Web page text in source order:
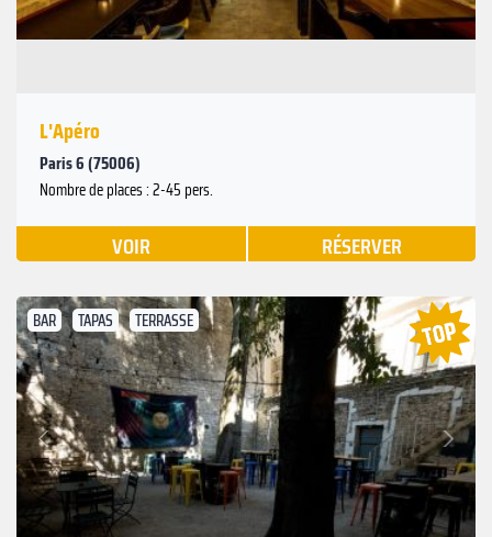
L'Apéro
Paris 6 (75006)
Nombre de places : 2-45 pers.
VOIR RÉSERVER
BAR TAPAS TERRASSE
Précédent
Suivant